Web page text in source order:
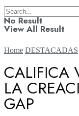
No Result
View All Result
Aerolíneas
Home DESTACADAS
CALIFICA
LA
GAP